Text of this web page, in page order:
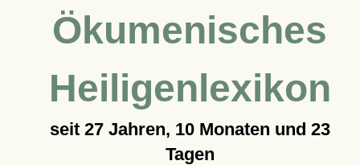
Ökumenisches
Heiligenlexikon
seit 27 Jahren, 10 Monaten und 23
Tagen